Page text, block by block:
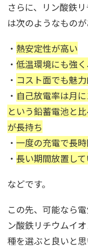
さらに、リン酸鉄
は次のようなものが
・ 熱安定性が高い
・ 低温環境にも強
・ コスト面でも魅
・ 自己放電率は月
という鉛蓄電池と
が長持ち
・ 一度の充電で長
・ 長い期間放置し
などです。
この先、可能なら
ン酸鉄リチウムイ
種を選ぶと良いと思